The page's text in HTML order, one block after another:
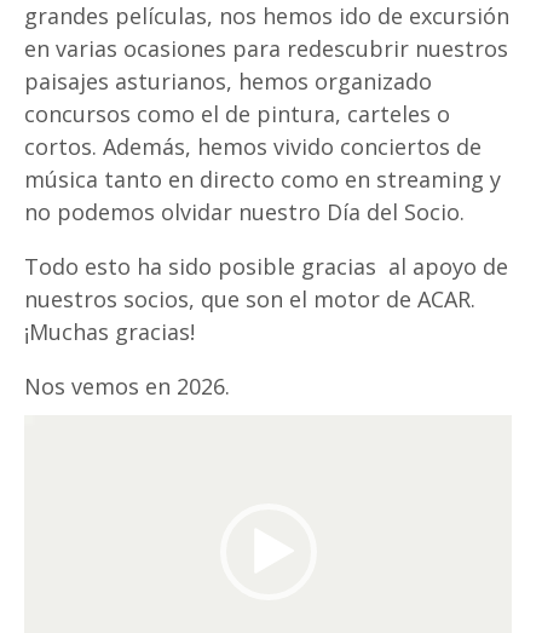
grandes películas, nos hemos ido de excursión
en varias ocasiones para redescubrir nuestros
paisajes asturianos, hemos organizado
concursos como el de pintura, carteles o
cortos. Además, hemos vivido conciertos de
música tanto en directo como en streaming y
no podemos olvidar nuestro Día del Socio.
Todo esto ha sido posible gracias al apoyo de
nuestros socios, que son el motor de ACAR.
¡Muchas gracias!
Nos vemos en 2026.